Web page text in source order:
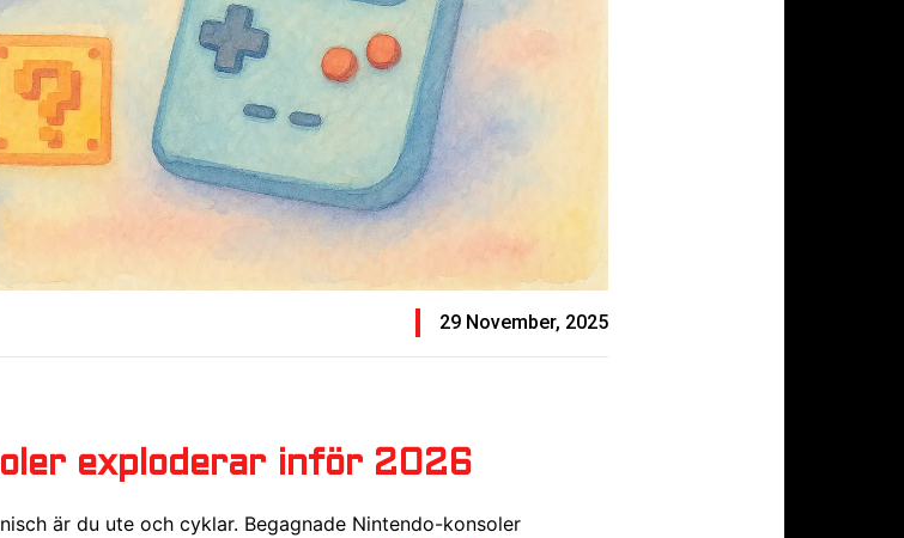
29 November, 2025
exploderar inför 2026
är du ute och cyklar. Begagnade Nintendo-konsoler